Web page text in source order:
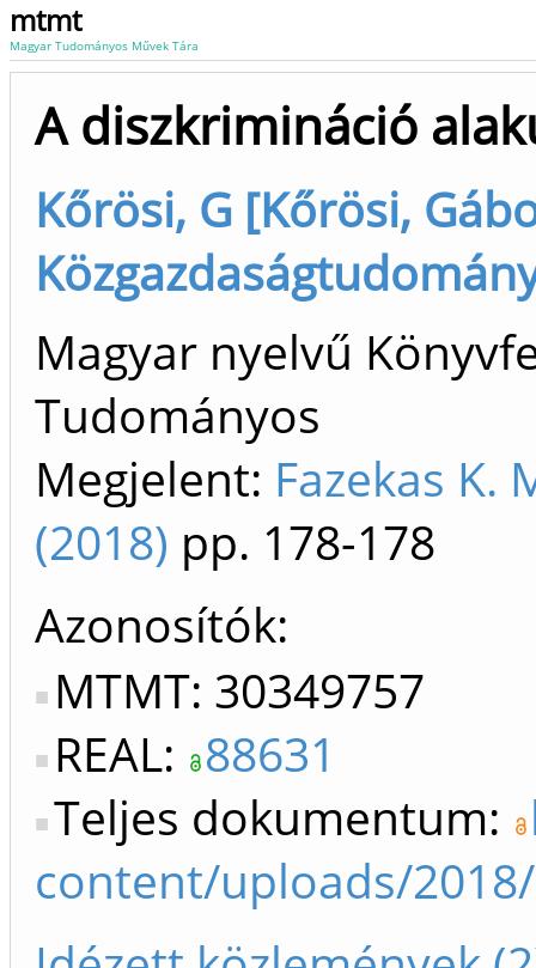
mtmt
Magyar Tudományos Művek Tára
A diszkrimináció
Kőrösi, G [Kőrösi,
Magyar nyelvű
Tudományos
Megjelent: Fazekas K.
(2018) pp. 178-178
Azonosítók
MTMT: 30349757
REAL: 88631
Teljes dokumentum:
content/uploads/